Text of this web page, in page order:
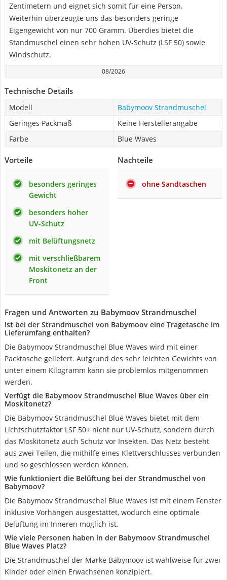
Zentimetern und eignet sich somit für eine Person.
Weiterhin überzeugte uns das besonders geringe
Eigengewicht von nur 700 Gramm. Überdies bietet die
Standmuschel einen sehr hohen UV-Schutz (LSF 50) sowie
Windschutz.
08/2026
Technische Details
Modell
Babymoov Strandmuschel
Geringes Packmaß
Keine Herstellerangabe
Farbe
Blue Waves
Vorteile
besonders geringes
Gewicht
besonders hoher
UV-Schutz
mit Belüftungsnetz
mit verschließbarem
Moskitonetz an der
Front
Nachteile
ohne Sandtaschen
Fragen und Antworten zu Babymoov Strandmuschel
Ist bei der Strandmuschel von Babymoov eine Tragetasche im
Lieferumfang enthalten?
Die Babymoov Strandmuschel Blue Waves wird mit einer
Packtasche geliefert. Aufgrund des sehr leichten Gewichts von
unter einem Kilogramm kann sie problemlos mitgenommen
werden.
Verfügt die Babymoov Strandmuschel Blue Waves über ein
Moskitonetz?
Die Babymoov Strandmuschel Blue Waves bietet mit dem
Lichtschutzfaktor LSF 50+ nicht nur UV-Schutz, sondern durch
das Moskitonetz auch Schutz vor Insekten. Das Netz besteht
aus zwei Teilen, die mithilfe eines Klettverschlusses verbunden
und so geschlossen werden können.
Wie funktioniert die Belüftung bei der Strandmuschel von
Babymoov?
Die Babymoov Strandmuschel Blue Waves ist mit einem Fenster
inklusive Vorhängen ausgestattet, wodurch eine optimale
Belüftung im Inneren möglich ist.
Wie viele Personen haben in der Babymoov Strandmuschel
Blue Waves Platz?
Die Strandmuschel der Marke Babymoov ist wahlweise für zwei
Kinder oder einen Erwachsenen konzipiert.